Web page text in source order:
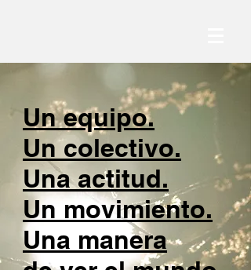
Un equipo.
Un colectivo.
Una actitud.
Un movimiento.
Una manera